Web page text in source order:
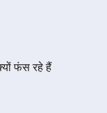
फंस रहे हैं